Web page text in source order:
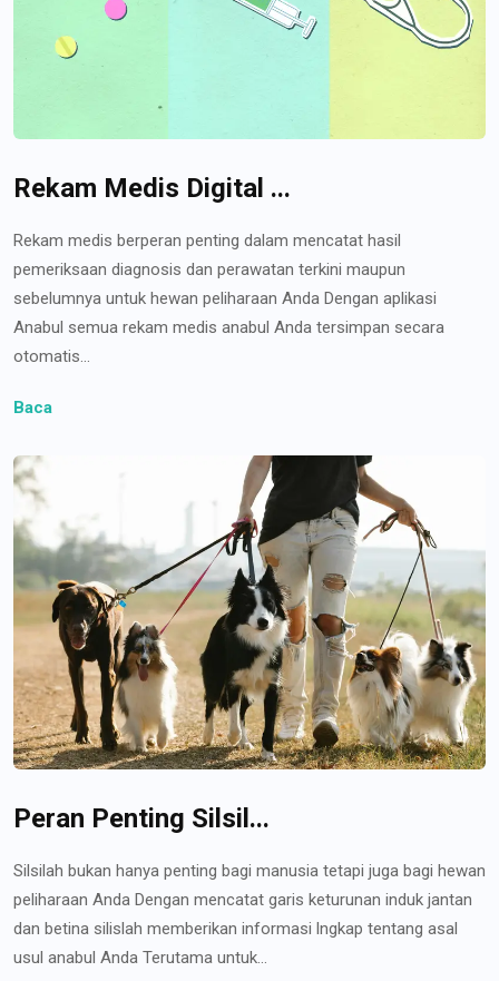
Rekam Medis Digital ...
Rekam medis berperan penting dalam mencatat hasil
pemeriksaan diagnosis dan perawatan terkini maupun
sebelumnya untuk hewan peliharaan Anda Dengan aplikasi
Anabul semua rekam medis anabul Anda tersimpan secara
otomatis...
Baca
Peran Penting Silsil...
Silsilah bukan hanya penting bagi manusia tetapi juga bagi hewan
peliharaan Anda Dengan mencatat garis keturunan induk jantan
dan betina silislah memberikan informasi lngkap tentang asal
usul anabul Anda Terutama untuk...